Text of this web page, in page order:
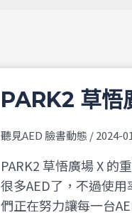
PARK2 草
聽見AED 臉書動態 /2024-
PARK2 草悟廣場 X 的
很多AED了，不過使
們正在努力讓每一台